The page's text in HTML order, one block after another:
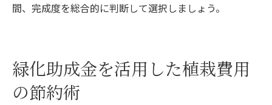
間、完成度を総合的に判断して選択しましょう。
緑化助成金を活用した植栽費用
の節約術